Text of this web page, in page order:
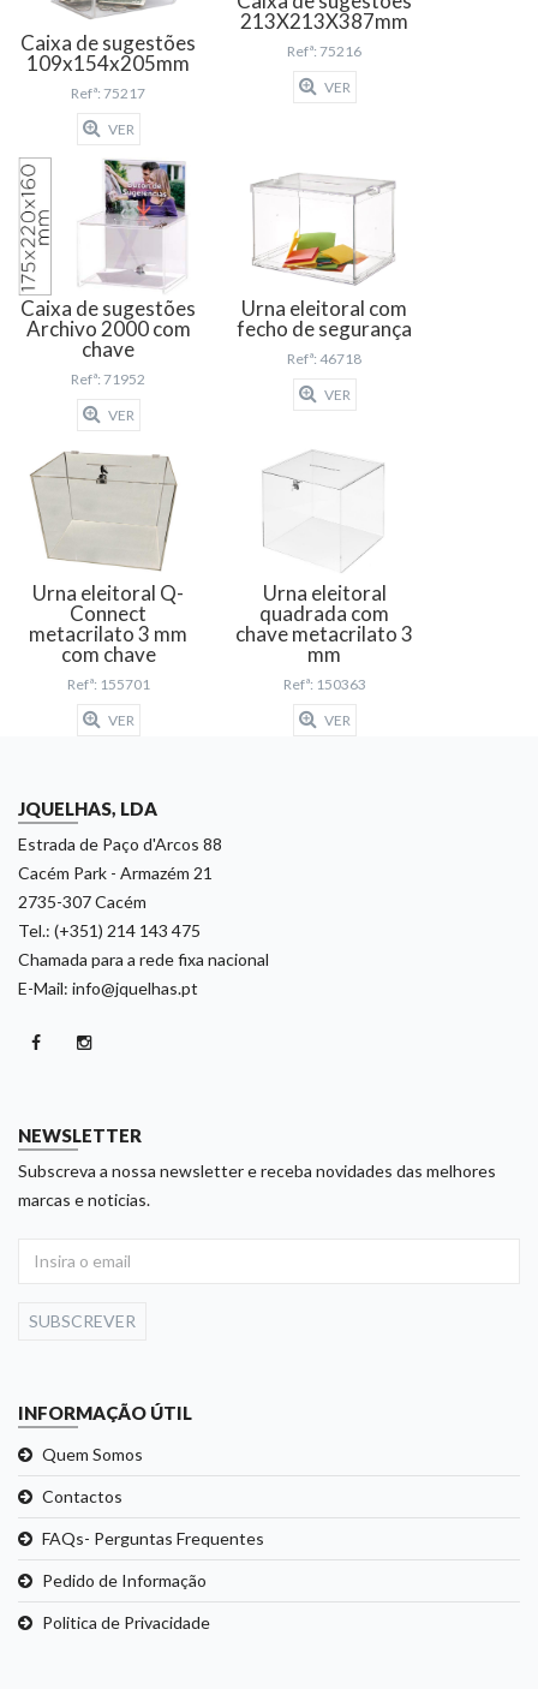
Caixa de sugestões
109x154x205mm
Refª: 75217
VER
213X213X387mm
Refª: 75216
VER
Caixa de sugestões
Archivo 2000 com
chave
Refª: 71952
VER
Urna eleitoral com
fecho de segurança
Refª: 46718
VER
Urna eleitoral Q-
Connect
metacrilato 3 mm
com chave
Refª: 155701
VER
Urna eleitoral
quadrada com
chave metacrilato 3
mm
Refª: 150363
VER
JQUELHAS, LDA
Estrada de Paço d'Arcos 88
Cacém Park - Armazém 21
2735-307 Cacém
Tel.: (+351) 214 143 475
Chamada para a rede fixa nacional
E-Mail: info@jquelhas.pt
NEWSLETTER
Subscreva a nossa newsletter e receba novidades das melhores
marcas e noticias.
SUBSCREVER
INFORMAÇÃO ÚTIL
Quem Somos
Contactos
FAQs- Perguntas Frequentes
Pedido de Informação
Politica de Privacidade